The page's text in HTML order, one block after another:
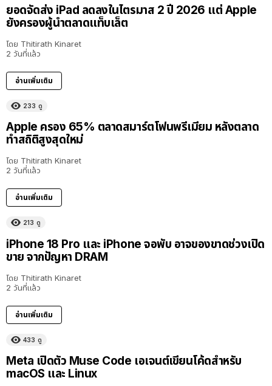
ยอดจัดส่ง iPad ลดลงในไตรมาส 2 ปี 2026 แต่ Apple
ยังครองผู้นำตลาดแท็บเล็ต
โดย Thitirath Kinaret
2 วันที่แล้ว
อ่านเพิ่มเติม
233 ดู
Apple ครอง 65% ตลาดสมาร์ตโฟนพรีเมียม หลังตลาด
ทำสถิติสูงสุดใหม่
โดย Thitirath Kinaret
2 วันที่แล้ว
อ่านเพิ่มเติม
213 ดู
iPhone 18 Pro และ iPhone จอพับ อาจของขาดช่วงเปิด
ขาย จากปัญหา DRAM
โดย Thitirath Kinaret
2 วันที่แล้ว
อ่านเพิ่มเติม
433 ดู
Meta เปิดตัว Muse Code เอเจนต์เขียนโค้ดสำหรับ
macOS และ Linux